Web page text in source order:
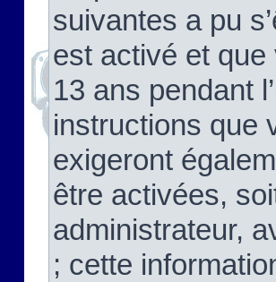
suivantes a pu
est activé et
13 ans pendant
instructions que
exigeront
être activées,
administrateur,
; cette